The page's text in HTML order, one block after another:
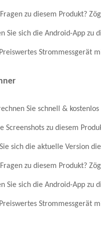
zu diesem Produkt?
Sie sich die Android-App zu
Strommessgerät
Sie schnell &
Screenshots zu diesem
sich die aktuelle Version
zu diesem Produkt?
Sie sich die Android-App zu
Strommessgerät